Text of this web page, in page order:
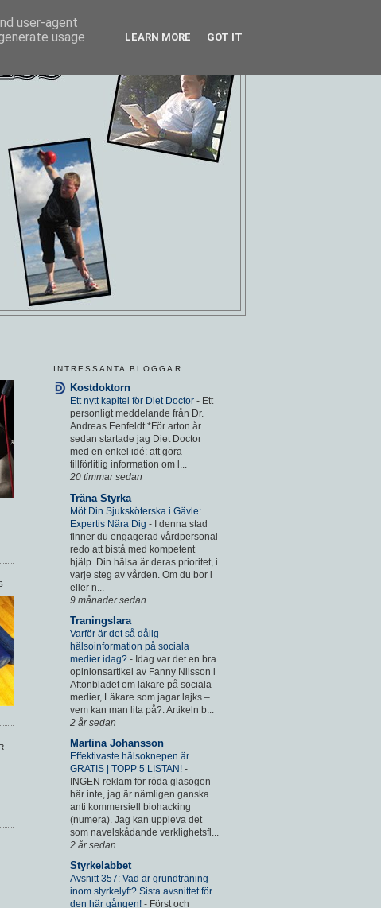
INTRESSANTA BLOGGAR
Kostdoktorn
Ett nytt kapitel för Diet Doctor - Ett
personligt meddelande från Dr.
Andreas Eenfeldt *För arton år
sedan startade jag Diet Doctor
med en enkel idé: att göra
tillförlitlig information om l...
20 timmar sedan
Träna Styrka
Möt Din Sjuksköterska i Gävle:
Expertis Nära Dig - I denna stad
finner du engagerad vårdpersonal
redo att bistå med kompetent
hjälp. Din hälsa är deras prioritet, i
varje steg av vården. Om du bor i
eller n...
9 månader sedan
Traningslara
Varför är det så dålig
hälsoinformation på sociala
medier idag? - Idag var det en bra
opinionsartikel av Fanny Nilsson i
Aftonbladet om läkare på sociala
medier, Läkare som jagar lajks –
vem kan man lita på?. Artikeln b...
2 år sedan
Martina Johansson
Effektivaste hälsoknepen är
GRATIS | TOPP 5 LISTAN! -
INGEN reklam för röda glasögon
här inte, jag är nämligen ganska
anti kommersiell biohacking
(numera). Jag kan uppleva det
som navelskådande verklighetsfl...
2 år sedan
Styrkelabbet
Avsnitt 357: Vad är grundträning
inom styrkelyft? Sista avsnittet för
den här gången! - Först och
user-agent
usage
LEARN MORE GOT IT